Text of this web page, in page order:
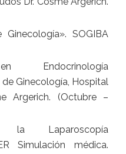
SOGIBA
Endocrinología
Ginecología, Hospital
Argerich. (Octubre –
la Laparoscopía
Simulación médica.